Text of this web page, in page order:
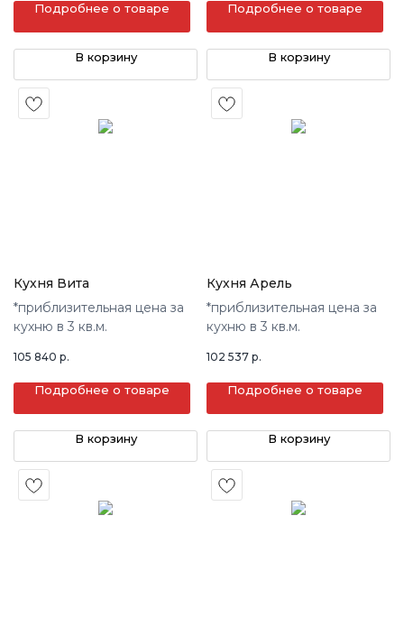
Подробнее о товаре
В корзину
Подробнее о товаре
В корзину
Кухня Вита
*приблизительная цена за
кухню в 3 кв.м.
105 840 р.
Подробнее о товаре
В корзину
Кухня Арель
*приблизительная цена за
кухню в 3 кв.м.
102 537 р.
Подробнее о товаре
В корзину